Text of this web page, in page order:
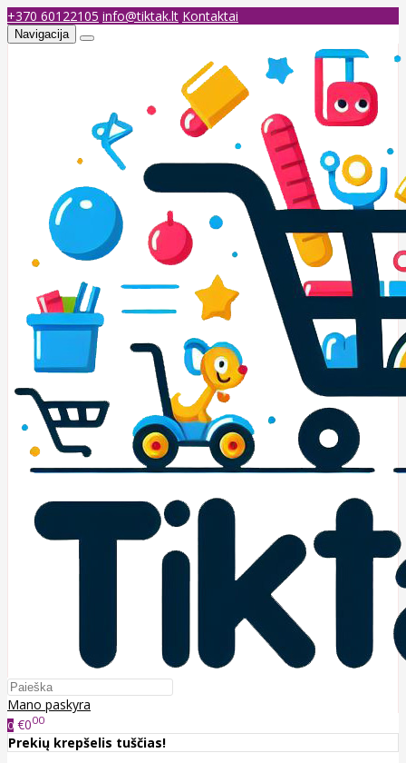
+370 60122105 info@tiktak.lt Kontaktai
Navigacija
Mano paskyra
0 €000
Prekių krepšelis tuščias!